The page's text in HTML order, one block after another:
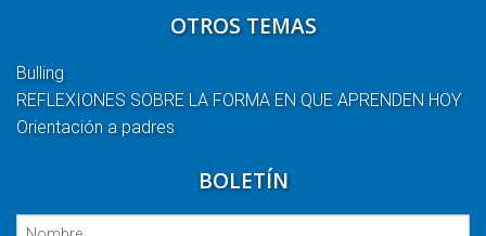
OTROS TEMAS
Bulling
REFLEXIONES SOBRE LA FORMA EN QUE APRENDEN HOY
Orientación a padres
BOLETÍN